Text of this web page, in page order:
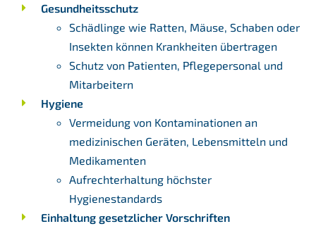
Gesundheitsschutz
Schädlinge wie Ratten, Mäuse, Schaben oder
Insekten können Krankheiten übertragen
Schutz von Patienten, Pflegepersonal und
Mitarbeitern
Hygiene
Vermeidung von Kontaminationen an
medizinischen Geräten, Lebensmitteln und
Medikamenten
Aufrechterhaltung höchster
Hygienestandards
Einhaltung gesetzlicher Vorschriften